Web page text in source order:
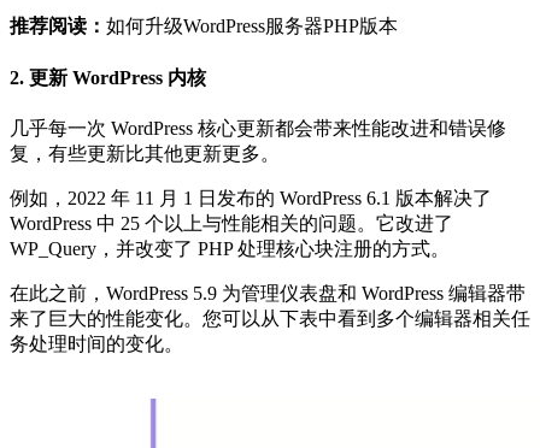
推荐阅读： 如何升级WordPress服务器PHP版本
2. 更新 WordPress 内核
几乎每一次 WordPress 核心更新都会带来性能改进和错误修
复，有些更新比其他更新更多。
例如，2022 年 11 月 1 日发布的 WordPress 6.1 版本解决了
WordPress 中 25 个以上与性能相关的问题。它改进了
WP_Query，并改变了 PHP 处理核心块注册的方式。
在此之前，WordPress 5.9 为管理仪表盘和 WordPress 编辑器带
来了巨大的性能变化。您可以从下表中看到多个编辑器相关任
务处理时间的变化。